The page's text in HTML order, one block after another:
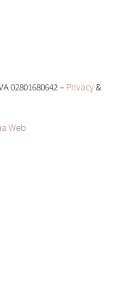
02801680642 – Privacy&
Web